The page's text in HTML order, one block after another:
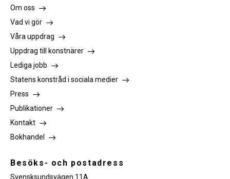
Om oss
Vad vi gör
Våra uppdrag
Uppdrag till konstnärer
Lediga jobb
Statens konstråd i sociala medier
Press
Publikationer
Kontakt
Bokhandel
Besöks- och postadress
Svensksundsvägen 11A